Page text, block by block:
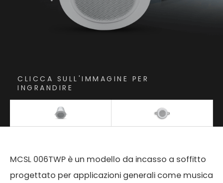
CLICCA SULL'IMMAGINE PER
INGRANDIRE
MCSL 006TWP è un modello da incasso a soffitto
progettato per applicazioni generali come musica